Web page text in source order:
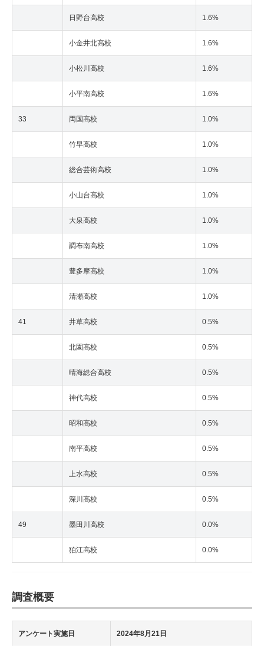
日野台高校 1.6%
小金井北高校 1.6%
小松川高校 1.6%
小平南高校 1.6%
33 両国高校 1.0%
竹早高校 1.0%
総合芸術高校 1.0%
小山台高校 1.0%
大泉高校 1.0%
調布南高校 1.0%
豊多摩高校 1.0%
清瀬高校 1.0%
41 井草高校 0.5%
北園高校 0.5%
晴海総合高校 0.5%
神代高校 0.5%
昭和高校 0.5%
南平高校 0.5%
上水高校 0.5%
深川高校 0.5%
49 墨田川高校 0.0%
狛江高校 0.0%
調査概要
アンケート実施日 2024年8月21日